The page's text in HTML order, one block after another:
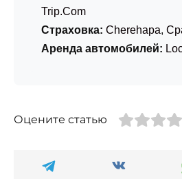
Trip.Com
Страховка: Cherehapa,
Аренда автомобилей:
Оцените статью